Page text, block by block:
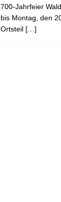
700-Jahrfeier
bis Montag, den
Ortsteil […]